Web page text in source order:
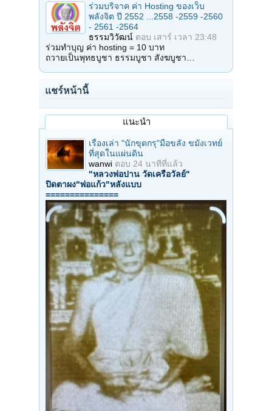
ร่วมบริจาค ค่า Hosting ของเว็บ
พลังจิต ปี 2552 ...2558 -2559 -2560
- 2561 -2564
ธรรมวิวัฒน์ ตอบ เสาร์ เวลา 23:48
ร่วมทำบุญ ค่า hosting = 10 บาท
ถวายเป็นพุทธบูชา ธรรมบูชา สังฆบูชา…
แชร์หน้านี้
แนะนำ
เรื่องเล่า "นักขุดกรุ"มือขลัง ขมังเวทย์
ที่สุดในแผ่นดิน
wanwi ตอบ 24 นาทีที่แล้ว
"หลวงพ่อปาน วัดเครือวัลย์"
ปิดตาผง"พ่อแก้ว"หลังแบบ
===============